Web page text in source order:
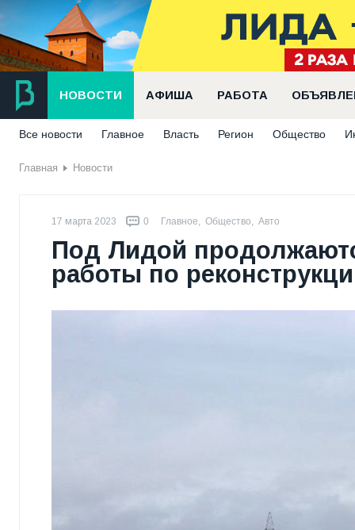
НОВОСТИ АФИША РАБОТА
Все новости Главное Власть Регион Общество
Главная Новости
17 марта 2023 0 Главное, Общество, Авто
Под Лидой
работы по